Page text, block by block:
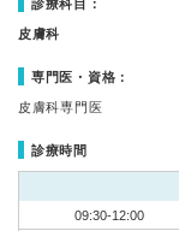
診療科目：
皮膚科
専門医・資格：
皮膚科専門医
診療時間
09:30-12:00